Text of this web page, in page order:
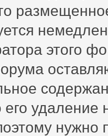
этого
его
нужно